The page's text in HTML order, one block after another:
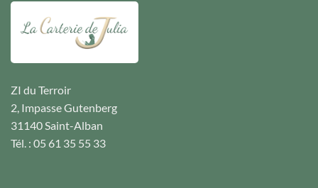
ZI du Terroir
2, Impasse Gutenberg
31140 Saint-Alban
Tél. : 05 61 35 55 33